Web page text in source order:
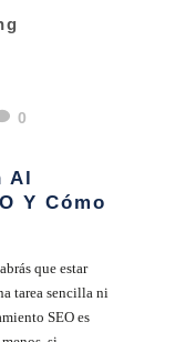
0
Al
Y Cómo
que estar
tarea sencilla ni
SEO es